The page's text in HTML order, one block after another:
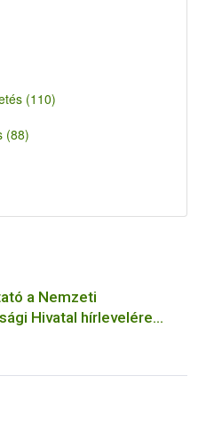
(110)
(88)
a Nemzeti
Hivatal hírlevelére
kapcsolódó